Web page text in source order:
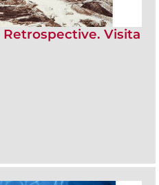
Retrospective. Visita